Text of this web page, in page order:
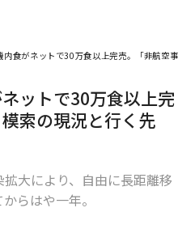
内食がネットで30万食以上完売。「非航空事業
ットで30万食以上完
索の現況と行く先
大により、自由に長距離移
らはや一年。